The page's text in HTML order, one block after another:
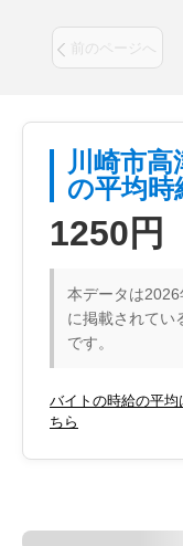
前のページへ
川崎市
の平均時
1250円
本データは
に掲載されてい
です。
バイトの時給の平
ちら